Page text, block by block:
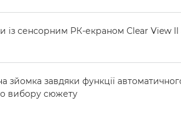
із сенсорним РК-екраном Clear View II
зйомка завдяки функції
вибору сюжету